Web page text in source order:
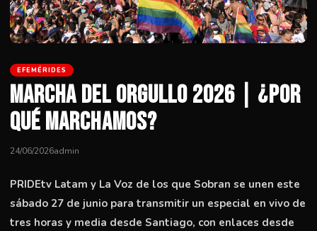
EFEMÉRIDES
Marcha del Orgullo 2026 | ¿Por
qué marchamos?
24/06/2026admin
PRIDEtv Latam y La Voz de los que Sobran se unen este
sábado 27 de junio para transmitir un especial en vivo de
tres horas y media desde Santiago, con enlaces desde